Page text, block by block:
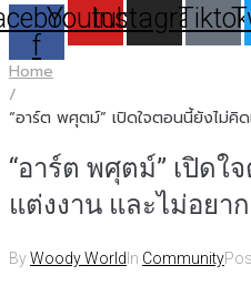
f
Youtube
Instagram
Tiktok
Home
/
“อาร์ต พศุตม์” เปิดใจตอนนี้ยังไม่คิ
“อาร์ต พศุตม์” เปิดใ
แต่งงาน และไม่อยา
ByWoody World In Community